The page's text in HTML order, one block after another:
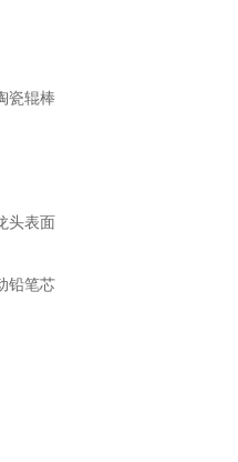
瓷辊棒
头表面
铅笔芯